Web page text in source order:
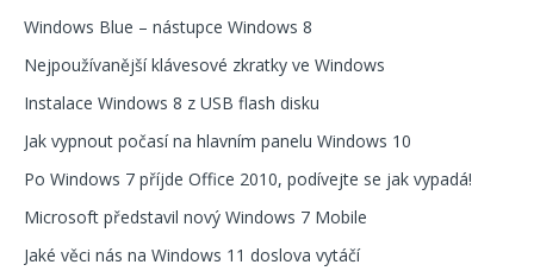
Windows Blue – nástupce Windows 8
Nejpoužívanější klávesové zkratky ve Windows
Instalace Windows 8 z USB flash disku
Jak vypnout počasí na hlavním panelu Windows 10
Po Windows 7 příjde Office 2010, podívejte se jak vypadá!
Microsoft představil nový Windows 7 Mobile
Jaké věci nás na Windows 11 doslova vytáčí